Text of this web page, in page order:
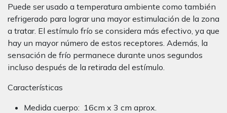
Puede ser usado a temperatura ambiente como también
refrigerado para lograr una mayor estimulación de la zona
a tratar. El estímulo frío se considera más efectivo, ya que
hay un mayor número de estos receptores. Además, la
sensación de frío permanece durante unos segundos
incluso después de la retirada del estímulo.
Características
Medida cuerpo: 16cm x 3 cm aprox.